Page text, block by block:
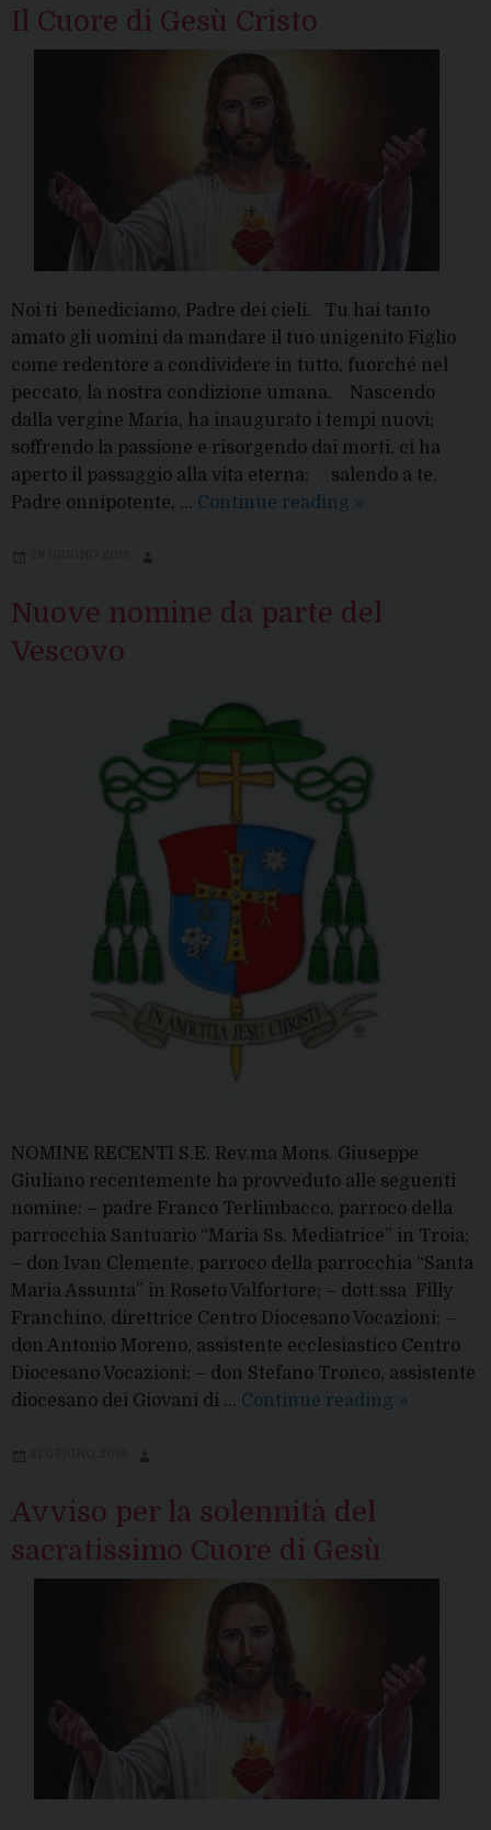
vescovile
Il Cuore di Gesù Cristo
​​Noi ti benediciamo, Padre dei cieli.​​​​​​​ Tu hai tanto
amato gli uomini da mandare il tuo unigenito Figlio
come redentore a condividere in tutto, fuorché nel
peccato, la nostra condizione umana. ​​​​​​​​​​​ Nascendo
dalla vergine Maria, ha inaugurato i tempi nuovi; ​
soffrendo la passione e risorgendo dai morti, ci ha
aperto il passaggio alla vita eterna; ​​​​​​​​​​ salendo a te,
Padre onnipotente, … Continue reading Il
Cristo
»
Nuove nomine da parte del
Vescovo
NOMINE RECENTI S.E. Rev.ma Mons. Giuseppe
Giuliano recentemente ha provveduto alle seguenti
nomine: – padre Franco Terlimbacco, parroco della
parrocchia Santuario “Maria Ss. Mediatrice” in Troia;
– don Ivan Clemente, parroco della parrocchia “Santa
Maria Assunta” in Roseto Valfortore; – dott.ssa Filly
Franchino, direttrice Centro Diocesano Vocazioni; –
don Antonio Moreno, assistente ecclesiastico Centro
Diocesano Vocazioni; – don Stefano Tronco, assistente
diocesano dei Giovani di … Continue reading Nuove
»
Avviso per la solennità del
sacratissimo Cuore di Gesù